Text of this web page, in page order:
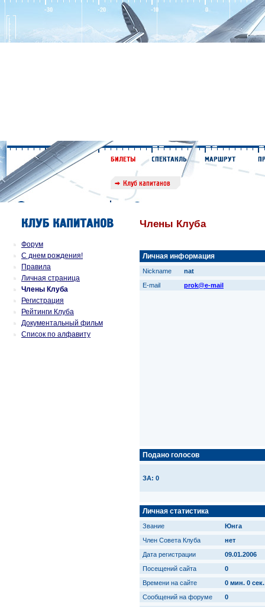
Форум
С днем рождения!
Правила
Личная страница
Члены Клуба
Регистрация
Рейтинги Клуба
Документальный фильм
Список по алфавиту
Члены Клуба
Личная информация
Nickname
nat
E-mail
prok@e-mail
Подано голосов
ЗА: 0
Личная статистика
Звание
Юнга
Член Совета Клуба
нет
Дата регистрации
09.01.2006
Посещений сайта
0
Времени на сайте
0 мин. 0 сек.
Сообщений на форуме
0